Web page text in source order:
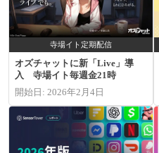
寺場イト定期配信
オズチャットに新「Live」導
入 寺場イト毎週金21時
開始日: 2026年2月4日